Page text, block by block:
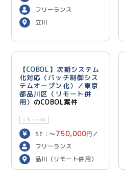
フリーランス
立川
【COBOL】次期システム
化対応（バッチ制御シス
テムオープン化）／東京
都品川区（リモート併
用） のCOBOL案件
リモートOK
SE：〜750,000円／
月 PG：〜700,000
／月
フリーランス
品川（リモート併用）